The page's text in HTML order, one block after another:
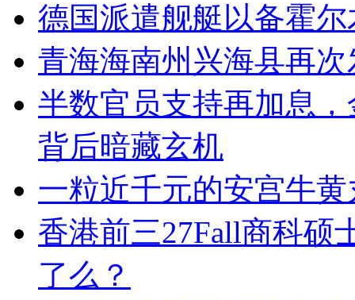
德国派遣舰艇以备霍
青海海南州兴海县再
半数官员支持再加息
背后暗藏玄机
一粒近千元的安宫牛
香港前三27Fall商科硕
了么？